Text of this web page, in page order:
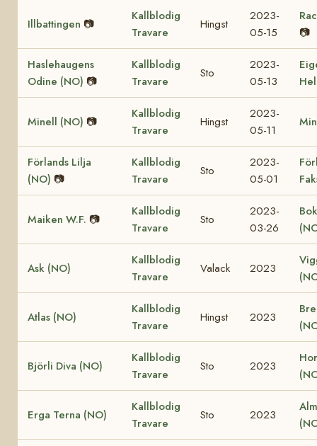
Illbattingen 📷
Kallblodig
Travare
Hingst
2023-
05-15
📷
Haslehaugens
Odine (NO) 📷
Kallblodig
Travare
Sto
2023-
05-13
Minell (NO) 📷
Kallblodig
Travare
Hingst
2023-
05-11
Förlands Lilja
(NO) 📷
Kallblodig
Travare
Sto
2023-
05-01
Maiken W.F. 📷
Kallblodig
Travare
Sto
2023-
03-26
Ask (NO)
Kallblodig
Travare
Valack 2023
Atlas (NO)
Kallblodig
Travare
Hingst 2023
Björli Diva (NO)
Kallblodig
Travare
Sto 2023
Erga Terna (NO)
Kallblodig
Travare
Sto 2023